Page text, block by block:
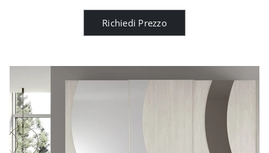
Richiedi Prezzo